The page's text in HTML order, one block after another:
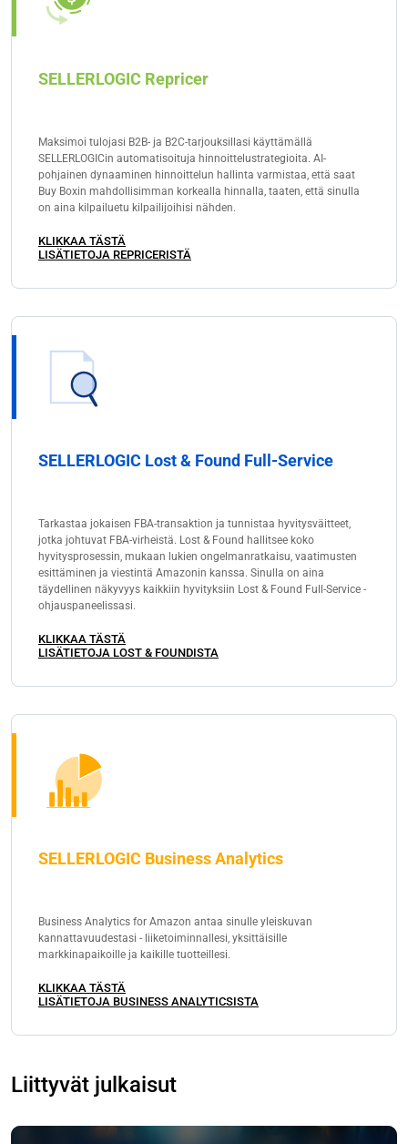
SELLERLOGIC Repricer
Maksimoi tulojasi B2B- ja B2C-tarjouksillasi käyttämällä
SELLERLOGICin automatisoituja hinnoittelustrategioita. AI-
pohjainen dynaaminen hinnoittelun hallinta varmistaa, että saat
Buy Boxin mahdollisimman korkealla hinnalla, taaten, että sinulla
on aina kilpailuetu kilpailijoihisi nähden.
KLIKKAA TÄSTÄ
LISÄTIETOJA REPRICERISTÄ
SELLERLOGIC Lost & Found Full-Service
Tarkastaa jokaisen FBA-transaktion ja tunnistaa hyvitysväitteet,
jotka johtuvat FBA-virheistä. Lost & Found hallitsee koko
hyvitysprosessin, mukaan lukien ongelmanratkaisu, vaatimusten
esittäminen ja viestintä Amazonin kanssa. Sinulla on aina
täydellinen näkyvyys kaikkiin hyvityksiin Lost & Found Full-Service -
ohjauspaneelissasi.
KLIKKAA TÄSTÄ
LISÄTIETOJA LOST & FOUNDISTA
SELLERLOGIC Business Analytics
Business Analytics for Amazon antaa sinulle yleiskuvan
kannattavuudestasi - liiketoiminnallesi, yksittäisille
markkinapaikoille ja kaikille tuotteillesi.
KLIKKAA TÄSTÄ
LISÄTIETOJA BUSINESS ANALYTICSISTA
Liittyvät julkaisut